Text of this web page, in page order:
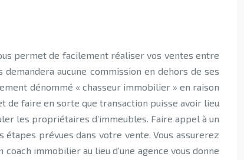
permet de facilement réaliser vos ventes entre
aucune commission en dehors de ses
dénommé « chasseur immobilier » en raison
de faire en sorte que transaction puisse avoir lieu
les propriétaires d’immeubles. Faire appel à un
prévues dans votre vente. Vous assurerez
immobilier au lieu d’une agence vous donne